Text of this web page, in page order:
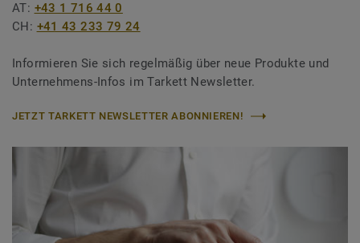
AT: +43 1 716 44 0
CH: +41 43 233 79 24
Informieren Sie sich regelmäßig über neue Produkte und
Unternehmens-Infos im Tarkett Newsletter.
JETZT TARKETT NEWSLETTER ABONNIEREN!